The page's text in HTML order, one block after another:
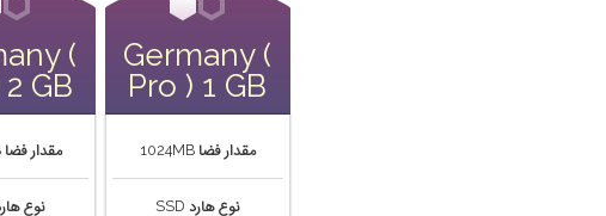
Germany (
Pro ) 1 GB
مقدار فضا 1024MB
نوع هارد
(
GB
مقدار فضا 2048MB
نوع